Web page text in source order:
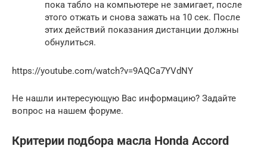
пока табло на компьютере не замигает, после
этого отжать и снова зажать на 10 сек. После
этих действий показания дистанции должны
обнулиться.
https://youtube.com/watch?v=9AQCa7YVdNY
Не нашли интересующую Вас информацию? Задайте
вопрос на нашем форуме.
Критерии подбора масла Honda Accord